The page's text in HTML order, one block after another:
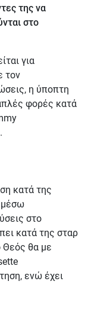
της να
στο
για
τον
η ύποπτη
φορές κατά
κατά της
μέσω
στο
κατά της σταρ
Θεός θα με
ενώ έχει